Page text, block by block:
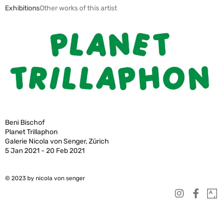
ExhibitionsOther works of this artist
Beni Bischof
Planet Trillaphon
Galerie Nicola von Senger, Zürich
5 Jan 2021 - 20 Feb 2021
© 2023 by nicola von senger